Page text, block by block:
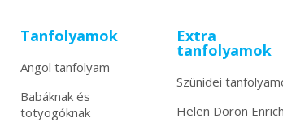
Tanfolyamok
Angol tanfolyam
Babáknak és
totyogóknak
Extra
tanfolyamok
Szünidei
Helen Doron Enrich